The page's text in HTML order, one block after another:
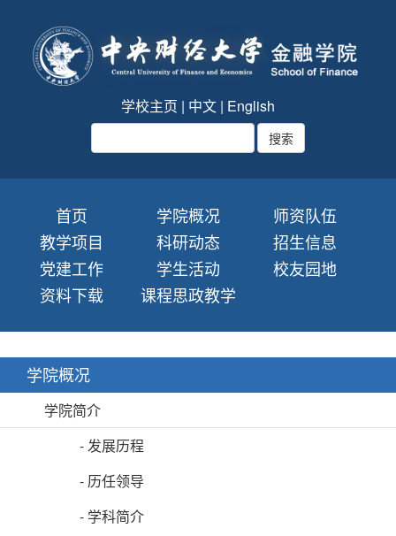
学校主页 | 中文 | English
首页 学院概况
师资队伍
教学项目
科研动态
招生信息
党建工作
学生活动
校友园地
资料下载
课程思政教学
学院概况
学院简介
-发展历程
- 历任领导
- 学科简介